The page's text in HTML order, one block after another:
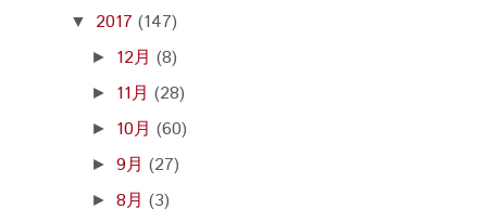
▼ 2017 (147)
► 12月(8)
► 11月(28)
► 10月(60)
►9月(27)
►8月(3)